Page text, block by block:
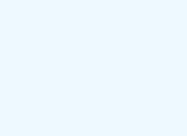
Page/Public/News.aspx \
Public/News.aspx